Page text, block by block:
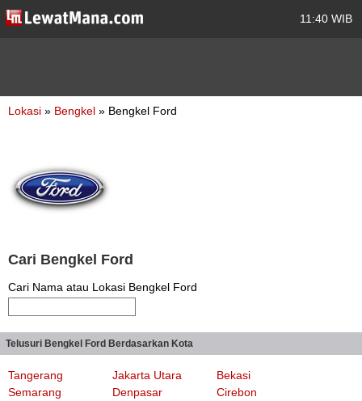
11:40 WIB
Lokasi » Bengkel » Bengkel Ford
Cari Bengkel Ford
Cari Nama atau Lokasi Bengkel Ford
Telusuri Bengkel Ford Berdasarkan Kota
Tangerang Jakarta Utara
Bekasi
Semarang
Denpasar
Cirebon